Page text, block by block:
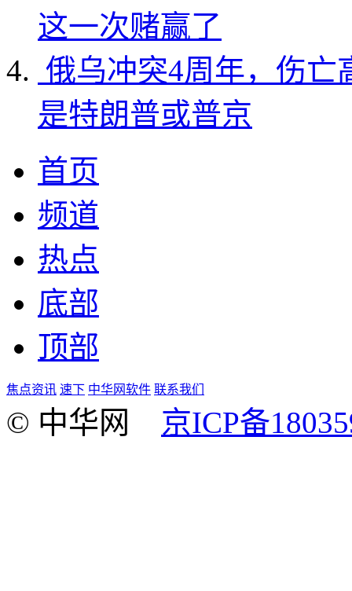
这一次赌赢了
俄乌冲突4周年，伤亡
是特朗普或普京
首页
频道
热点
底部
顶部
焦点资讯 速下 中华网软件 联系我们
© 中华网 京ICP备